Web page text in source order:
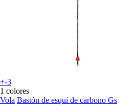
+-3
1 colores
Vola Bastón de esquí de carbono Gs